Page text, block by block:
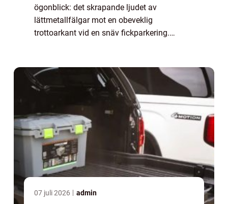
ögonblick: det skrapande ljudet av
lättmetallfälgar mot en obeveklig
trottoarkant vid en snäv fickparkering.
07 juli 2026 admin